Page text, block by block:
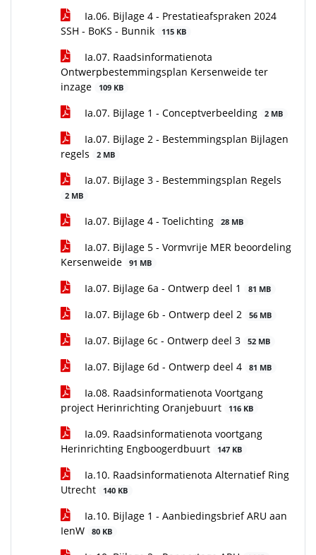
Ia.06. Bijlage 4 - Prestatieafspraken 2024
SSH - BoKS - Bunnik
115 KB
Ia.07. Raadsinformatienota
Ontwerpbestemmingsplan Kersenweide ter
inzage
109 KB
Ia.07. Bijlage 1 - Conceptverbeelding 2 MB
Ia.07. Bijlage 2 - Bestemmingsplan Bijlagen
regels
2 MB
Ia.07. Bijlage 3 - Bestemmingsplan Regels
2 MB
Ia.07. Bijlage 4 - Toelichting 28 MB
Ia.07. Bijlage 5 - Vormvrije MER beoordeling
Kersenweide
91 MB
Ia.07. Bijlage 6a - Ontwerp deel 1 81 MB
Ia.07. Bijlage 6b - Ontwerp deel 2 56 MB
Ia.07. Bijlage 6c - Ontwerp deel 3 52 MB
Ia.07. Bijlage 6d - Ontwerp deel 4 81 MB
Ia.08. Raadsinformatienota Voortgang
project Herinrichting Oranjebuurt
116 KB
Ia.09. Raadsinformatienota voortgang
Herinrichting Engboogerdbuurt
147 KB
Ia.10. Raadsinformatienota Alternatief Ring
Utrecht
140 KB
Ia.10. Bijlage 1 - Aanbiedingsbrief ARU aan
IenW
80 KB